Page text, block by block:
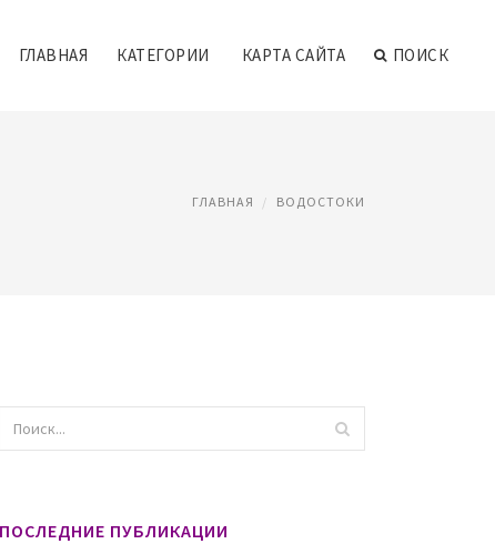
ГЛАВНАЯ КАТЕГОРИИ КАРТА САЙТА ПОИСК
ГЛАВНАЯ ВОДОСТОКИ
ПОСЛЕДНИЕ ПУБЛИКАЦИИ